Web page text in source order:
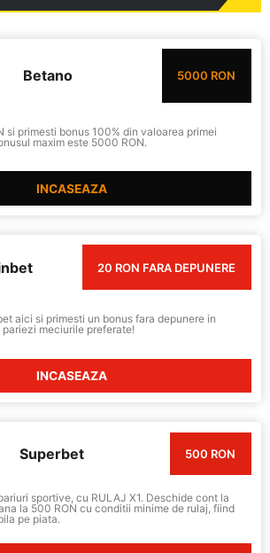
Betano 5000 RON
si primesti bonus 100% din valoarea primei
maxim este 5000 RON.
INCASEAZA
20 RON FARA DEPUNERE
aici si primesti un bonus fara depunere in
pariezi meciurile preferate!
INCASEAZA
Superbet 500 RON
sportive, cu RULAJ X1. Deschide cont la
la 500 RON cu conditii minime de rulaj, fiind
pe piata.